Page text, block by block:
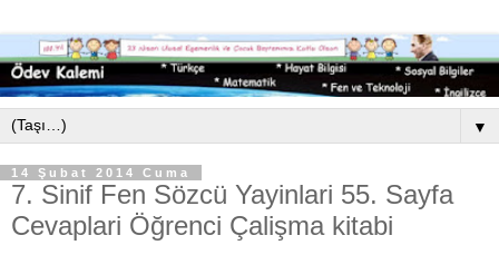
▼
14 Şubat 2014 Cuma
7. Sinif Fen Sözcü Yayinlari 55. Sayfa
Cevaplari Öğrenci Çalişma kitabi